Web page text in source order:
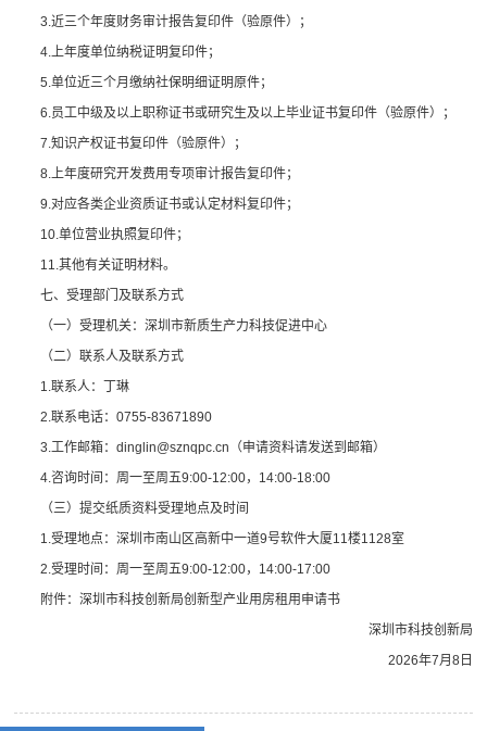
3.近三个年度财务审计报告复印件（验原件）；
4.上年度单位纳税证明复印件；
5.单位近三个月缴纳社保明细证明原件；
6.员工中级及以上职称证书或研究生及以上毕业证书复印件（验原件）；
7.知识产权证书复印件（验原件）；
8.上年度研究开发费用专项审计报告复印件；
9.对应各类企业资质证书或认定材料复印件；
10.单位营业执照复印件；
11.其他有关证明材料。
七、受理部门及联系方式
（一）受理机关：深圳市新质生产力科技促进中心
（二）联系人及联系方式
1.联系人：丁琳
2.联系电话：0755-83671890
3.工作邮箱：dinglin@sznqpc.cn（申请资料请发送到邮箱）
4.咨询时间：周一至周五9:00-12:00，14:00-18:00
（三）提交纸质资料受理地点及时间
1.受理地点：深圳市南山区高新中一道9号软件大厦11楼1128室
2.受理时间：周一至周五9:00-12:00，14:00-17:00
附件：深圳市科技创新局创新型产业用房租用申请书
深圳市科技创新局
2026年7月8日